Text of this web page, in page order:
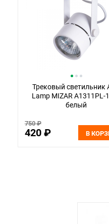
Трековый светильник
Lamp MIZAR A1311PL-
белый
750 ₽
420 ₽ В